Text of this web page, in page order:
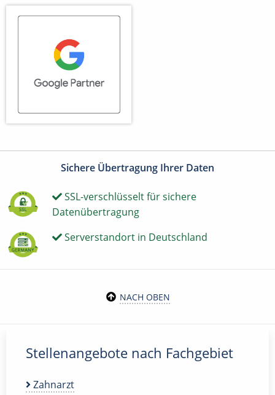
Sichere Übertragung Ihrer Daten
SSL-verschlüsselt für sichere
Datenübertragung
Serverstandort in Deutschland
NACH OBEN
Stellenangebote nach Fachgebiet
Zahnarzt